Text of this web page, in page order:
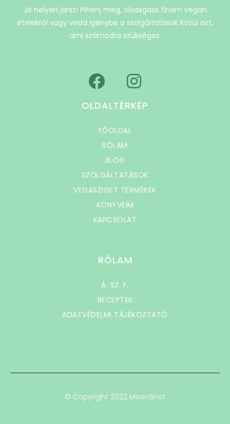
Jó helyen jársz! Pihenj meg, olvasgass finom vegán
ételekről vagy vedd igénybe a szolgáltatások közül azt,
ami számodra szükséges.
OLDALTÉRKÉP
FŐOLDAL
RÓLAM
BLOG
SZOLGÁLTATÁSOK
VEGASZIGET TERMÉKEK
KÖNYVEIM
KAPCSOLAT
RÓLAM
Á. SZ. F.
RECEPTEK
ADATVÉDELMI TÁJÉKOZTATÓ
© Copyright 2022 MoonShot